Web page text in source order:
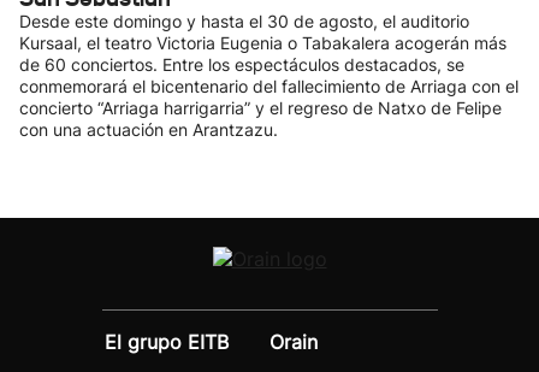
Desde este domingo y hasta el 30 de agosto, el auditorio
Kursaal, el teatro Victoria Eugenia o Tabakalera acogerán más
de 60 conciertos. Entre los espectáculos destacados, se
conmemorará el bicentenario del fallecimiento de Arriaga con el
concierto “Arriaga harrigarria” y el regreso de Natxo de Felipe
con una actuación en Arantzazu.
El grupo EITB
Orain